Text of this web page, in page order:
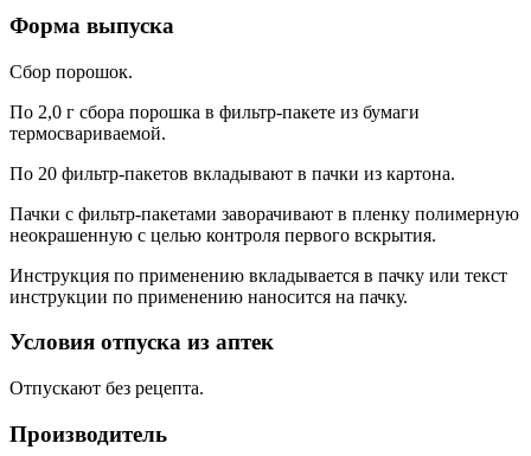
Форма выпуска
Сбор порошок.
По 2,0 г сбора порошка в фильтр‑пакете из бумаги
термосвариваемой.
По 20 фильтр‑пакетов вкладывают в пачки из картона.
Пачки с фильтр‑пакетами заворачивают в пленку полимерную
неокрашенную с целью контроля первого вскрытия.
Инструкция по применению вкладывается в пачку или текст
инструкции по применению наносится на пачку.
Условия отпуска из аптек
Отпускают без рецепта.
Производитель